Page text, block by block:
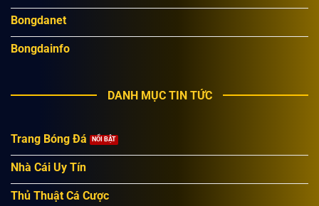
Bongdanet
Bongdainfo
DANH MỤC TIN TỨC
Trang Bóng Đá
Nhà Cái Uy Tín
Thủ Thuật Cá Cược